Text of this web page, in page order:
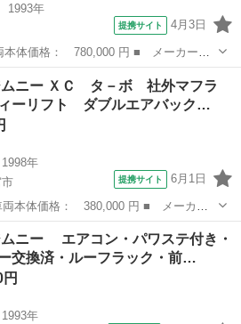
1993年
提携サイト 4月3日
ムニー ■ グレード名： ＪＡ１１
コンビシート 改ホイール１６イン
ー
ムニー ＸＣ タ－ボ 社外マフラ
ーリフト ダブルエアバック…
1998年
提携サイト 6月1日
ムニー ■ グレード名： ＸＣ タ－
フト ダブルエアバック 切替４Ｗ
ムニー エアコン・パワステ付き・
交換済・ルーフラック・前…
1993年